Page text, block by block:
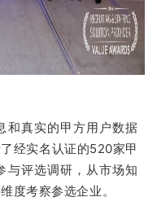
和真实的甲方用户数据
经实名认证的520家甲
与评选调研，从市场知
度考察参选企业。